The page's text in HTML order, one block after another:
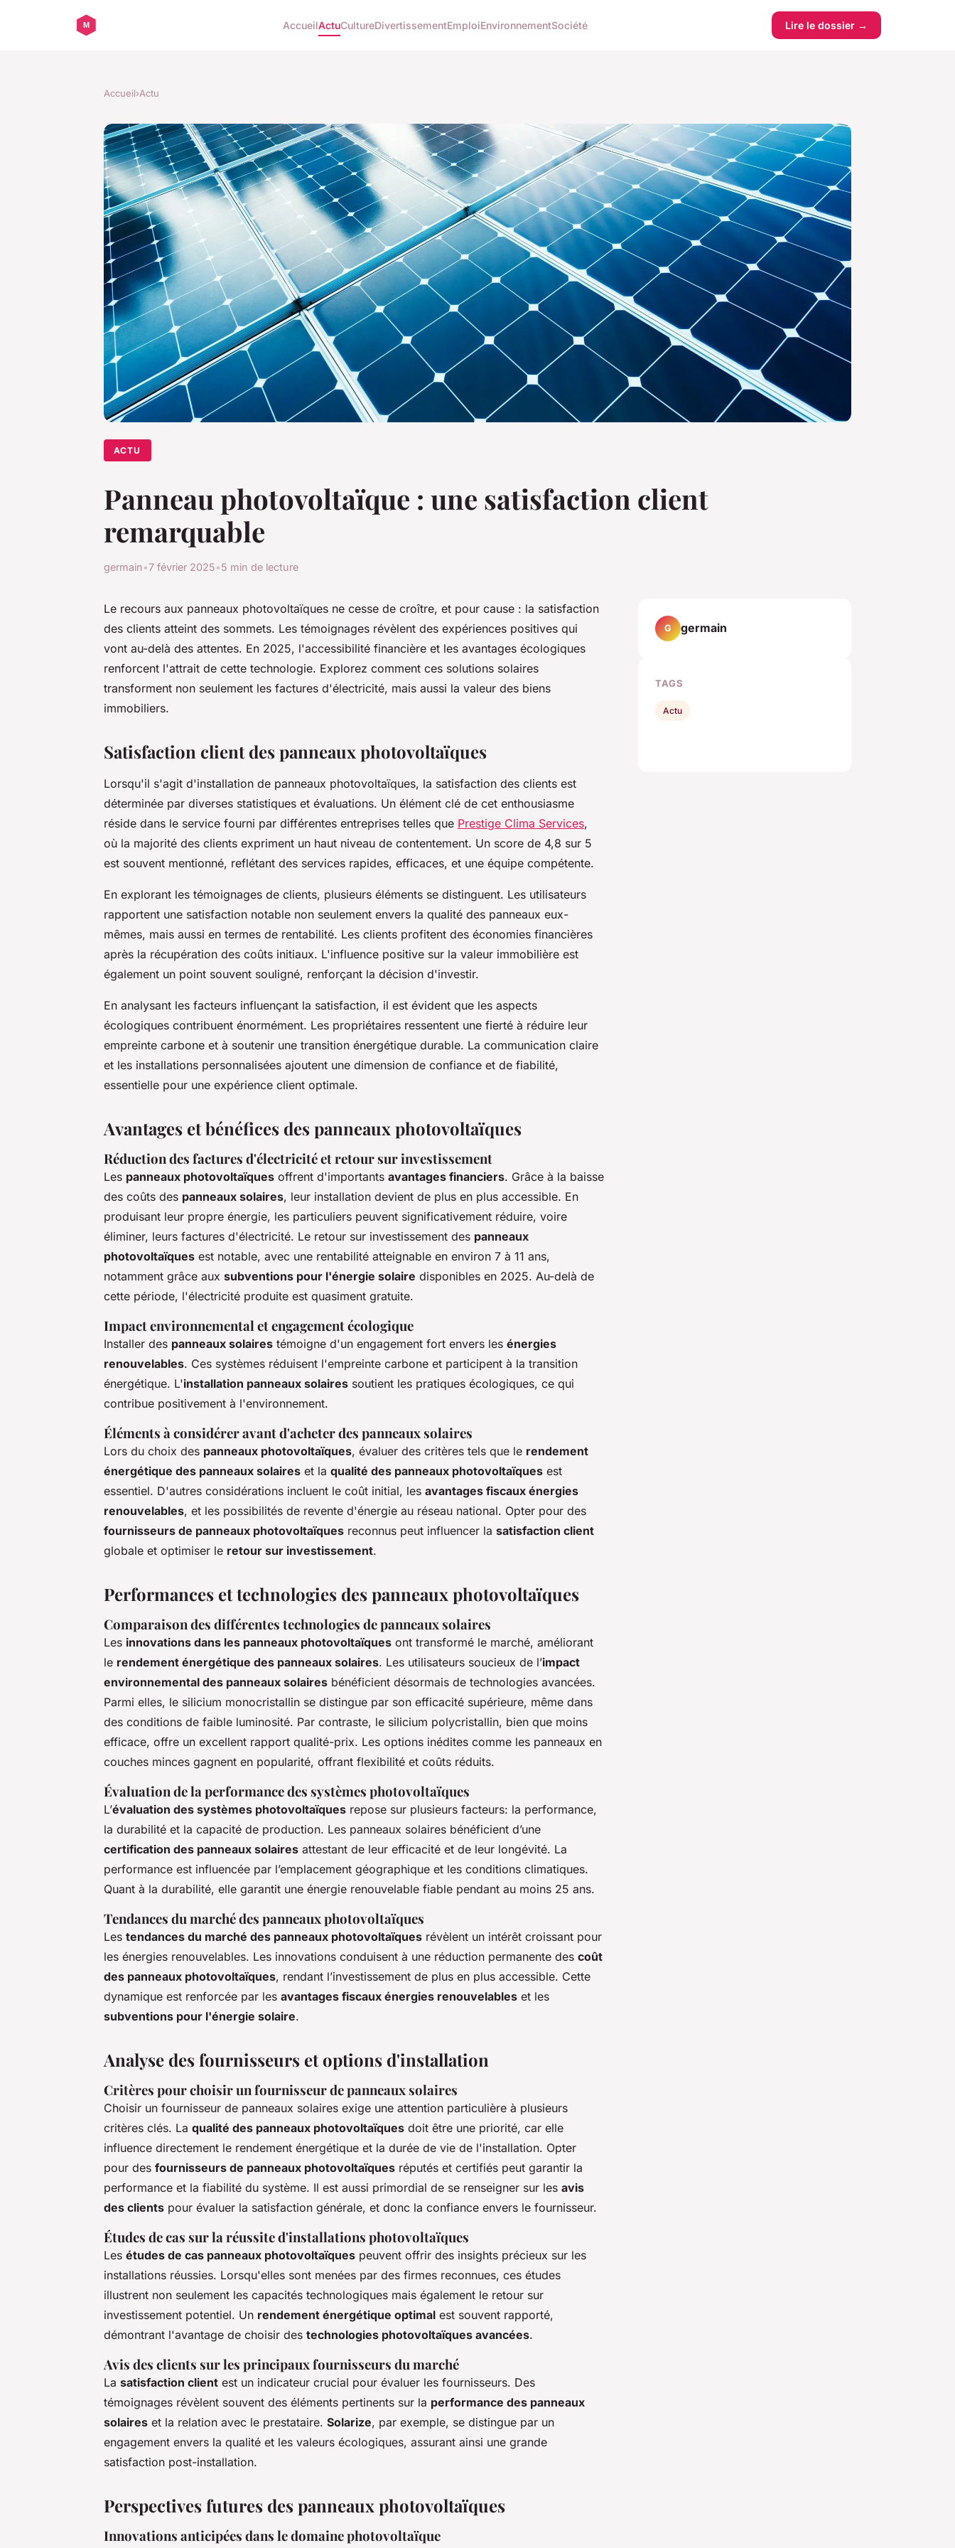
AccueilActuCultureDivertissementEmploiEnvironnementSociété Lire le dossier →
Accueil›Actu
ACTU
Panneau photovoltaïque : une satisfaction client
remarquable
germain•7 février 2025•5 min de lecture
Le recours aux panneaux photovoltaïques ne cesse de croître, et pour cause : la satisfaction
des clients atteint des sommets. Les témoignages révèlent des expériences positives qui
vont au-delà des attentes. En 2025, l'accessibilité financière et les avantages écologiques
renforcent l'attrait de cette technologie. Explorez comment ces solutions solaires
transforment non seulement les factures d'électricité, mais aussi la valeur des biens
immobiliers.
Satisfaction client des panneaux photovoltaïques
Lorsqu'il s'agit d'installation de panneaux photovoltaïques, la satisfaction des clients est
déterminée par diverses statistiques et évaluations. Un élément clé de cet enthousiasme
réside dans le service fourni par différentes entreprises telles que Prestige Clima Services,
où la majorité des clients expriment un haut niveau de contentement. Un score de 4,8 sur 5
est souvent mentionné, reflétant des services rapides, efficaces, et une équipe compétente.
En explorant les témoignages de clients, plusieurs éléments se distinguent. Les utilisateurs
rapportent une satisfaction notable non seulement envers la qualité des panneaux eux-
mêmes, mais aussi en termes de rentabilité. Les clients profitent des économies financières
après la récupération des coûts initiaux. L'influence positive sur la valeur immobilière est
également un point souvent souligné, renforçant la décision d'investir.
En analysant les facteurs influençant la satisfaction, il est évident que les aspects
écologiques contribuent énormément. Les propriétaires ressentent une fierté à réduire leur
empreinte carbone et à soutenir une transition énergétique durable. La communication claire
et les installations personnalisées ajoutent une dimension de confiance et de fiabilité,
essentielle pour une expérience client optimale.
Avantages et bénéfices des panneaux photovoltaïques
Réduction des factures d'électricité et retour sur investissement
Les panneaux photovoltaïques offrent d'importants avantages financiers. Grâce à la baisse
des coûts des panneaux solaires, leur installation devient de plus en plus accessible. En
produisant leur propre énergie, les particuliers peuvent significativement réduire, voire
éliminer, leurs factures d'électricité. Le retour sur investissement des panneaux
photovoltaïques est notable, avec une rentabilité atteignable en environ 7 à 11 ans,
notamment grâce aux subventions pour l'énergie solaire disponibles en 2025. Au-delà de
cette période, l'électricité produite est quasiment gratuite.
Impact environnemental et engagement écologique
Installer des panneaux solaires témoigne d'un engagement fort envers les énergies
renouvelables. Ces systèmes réduisent l'empreinte carbone et participent à la transition
énergétique. L'installation panneaux solaires soutient les pratiques écologiques, ce qui
contribue positivement à l'environnement.
Éléments à considérer avant d'acheter des panneaux solaires
Lors du choix des panneaux photovoltaïques, évaluer des critères tels que le rendement
énergétique des panneaux solaires et la qualité des panneaux photovoltaïques est
essentiel. D'autres considérations incluent le coût initial, les avantages fiscaux énergies
renouvelables, et les possibilités de revente d'énergie au réseau national. Opter pour des
fournisseurs de panneaux photovoltaïques reconnus peut influencer la satisfaction client
globale et optimiser le retour sur investissement.
Performances et technologies des panneaux photovoltaïques
Comparaison des différentes technologies de panneaux solaires
Les innovations dans les panneaux photovoltaïques ont transformé le marché, améliorant
le rendement énergétique des panneaux solaires. Les utilisateurs soucieux de l’impact
environnemental des panneaux solaires bénéficient désormais de technologies avancées.
Parmi elles, le silicium monocristallin se distingue par son efficacité supérieure, même dans
des conditions de faible luminosité. Par contraste, le silicium polycristallin, bien que moins
efficace, offre un excellent rapport qualité-prix. Les options inédites comme les panneaux en
couches minces gagnent en popularité, offrant flexibilité et coûts réduits.
Évaluation de la performance des systèmes photovoltaïques
L’évaluation des systèmes photovoltaïques repose sur plusieurs facteurs: la performance,
la durabilité et la capacité de production. Les panneaux solaires bénéficient d’une
certification des panneaux solaires attestant de leur efficacité et de leur longévité. La
performance est influencée par l’emplacement géographique et les conditions climatiques.
Quant à la durabilité, elle garantit une énergie renouvelable fiable pendant au moins 25 ans.
Tendances du marché des panneaux photovoltaïques
Les tendances du marché des panneaux photovoltaïques révèlent un intérêt croissant pour
les énergies renouvelables. Les innovations conduisent à une réduction permanente des coût
des panneaux photovoltaïques, rendant l’investissement de plus en plus accessible. Cette
dynamique est renforcée par les avantages fiscaux énergies renouvelables et les
subventions pour l'énergie solaire.
Analyse des fournisseurs et options d'installation
Critères pour choisir un fournisseur de panneaux solaires
Choisir un fournisseur de panneaux solaires exige une attention particulière à plusieurs
critères clés. La qualité des panneaux photovoltaïques doit être une priorité, car elle
influence directement le rendement énergétique et la durée de vie de l'installation. Opter
pour des fournisseurs de panneaux photovoltaïques réputés et certifiés peut garantir la
performance et la fiabilité du système. Il est aussi primordial de se renseigner sur les avis
des clients pour évaluer la satisfaction générale, et donc la confiance envers le fournisseur.
Études de cas sur la réussite d'installations photovoltaïques
Les études de cas panneaux photovoltaïques peuvent offrir des insights précieux sur les
installations réussies. Lorsqu'elles sont menées par des firmes reconnues, ces études
illustrent non seulement les capacités technologiques mais également le retour sur
investissement potentiel. Un rendement énergétique optimal est souvent rapporté,
démontrant l'avantage de choisir des technologies photovoltaïques avancées.
Avis des clients sur les principaux fournisseurs du marché
La satisfaction client est un indicateur crucial pour évaluer les fournisseurs. Des
témoignages révèlent souvent des éléments pertinents sur la performance des panneaux
solaires et la relation avec le prestataire. Solarize, par exemple, se distingue par un
engagement envers la qualité et les valeurs écologiques, assurant ainsi une grande
satisfaction post-installation.
Perspectives futures des panneaux photovoltaïques
Innovations anticipées dans le domaine photovoltaïque
G germain
TAGS
Actu